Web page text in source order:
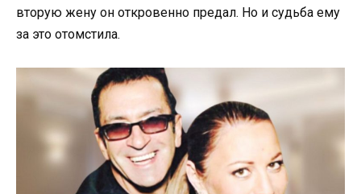
вторую жену он откровенно предал. Но и судьба ему
за это отомстила.